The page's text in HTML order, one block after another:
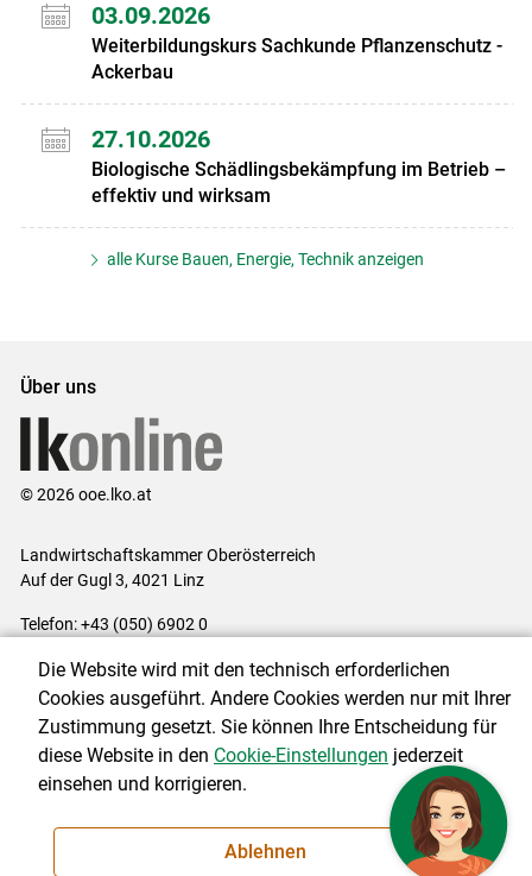
03.09.2026
Weiterbildungskurs Sachkunde Pflanzenschutz -
Ackerbau
27.10.2026
Biologische Schädlingsbekämpfung im Betrieb –
effektiv und wirksam
alle Kurse Bauen, Energie, Technik anzeigen
Über uns
© 2026 ooe.lko.at
Landwirtschaftskammer Oberösterreich
Auf der Gugl 3, 4021 Linz
Telefon: +43 (050) 6902 0
Impressum|Kontakt|Gewinnspiele|Datenschutzerklärung |
Barrierefreiheit
Cookie-Einstellungen
NEWSLETTER
Die Website wird mit den technisch erforderlichen
Cookies ausgeführt. Andere Cookies werden nur mit Ihrer
Zustimmung gesetzt. Sie können Ihre Entscheidung für
diese Website in den Cookie-Einstellungen jederzeit
einsehen und korrigieren.
Ablehnen